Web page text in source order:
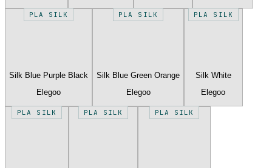
PLA SILK
Silk Blue Purple Black
Elegoo
PLA SILK
Silk Blue Green Orange
Elegoo
PLA SILK
Silk White
Elegoo
PLA SILK PLA SILK PLA SILK